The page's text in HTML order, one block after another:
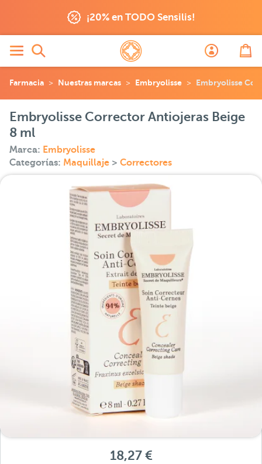
¡20% en TODO Sensilis!
Farmacia Nuestras marcas Embryolisse Embryolisse
Embryolisse Corrector Antiojeras Beige
8 ml
Marca: Embryolisse
Categorías: Maquillaje > Correctores
18,27 €